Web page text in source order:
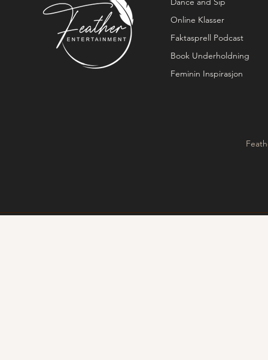
Online Klasser
Faktasprell Podcast
Book Underholdning
Feminin Inspirasjon